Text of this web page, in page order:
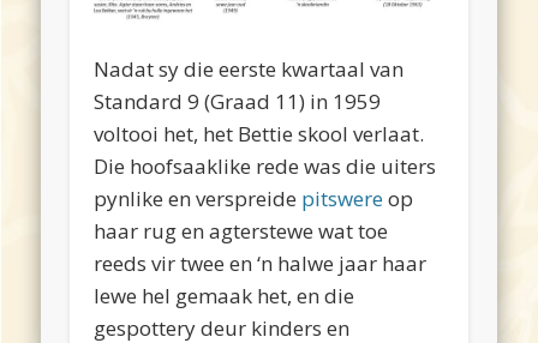
Nadat sy die eerste kwartaal van
Standard 9 (Graad 11) in 1959
voltooi het, het Bettie skool verlaat.
Die hoofsaaklike rede was die uiters
pynlike en verspreide pitswereop
haar rug en agterstewe wat toe
reeds vir twee en ‘n halwe jaar haar
lewe hel gemaak het, en die
gespottery deur kinders en